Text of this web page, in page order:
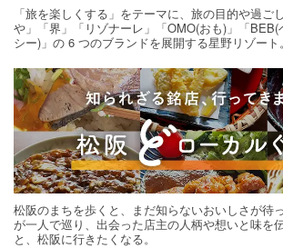
「旅を楽しくする」をテーマに、旅の目的や過ご
や」「界」「リゾナーレ」「OMO(おも)」「BEB(
シー)」の 6 つのブランドを展開する星野リゾー
松阪のまちを歩くと、まだ知らないおいしさが待
が一人で巡り、出会った店主の人柄や想いと味を
と、松阪に行きたくなる。